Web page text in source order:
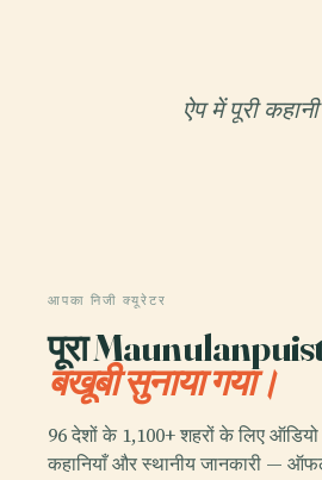
ऐप में पूरी
आपका निजी क्यूरेटर
पूरा
बखूबी सुनाया गया।
96 देशों के 1,100+ शहरों के लिए ऑडियो
कहानियाँ और स्थानीय जानकारी —